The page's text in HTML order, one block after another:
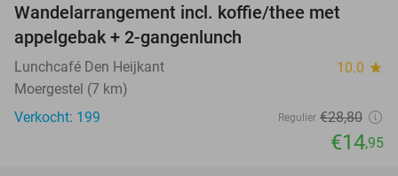
Wandelarrangement incl. koffie/thee met
appelgebak + 2-gangenlunch
Lunchcafé Den Heijkant 10.0 star
Moergestel (7 km)
Verkocht: 199
Regulier €28,80
€14,95